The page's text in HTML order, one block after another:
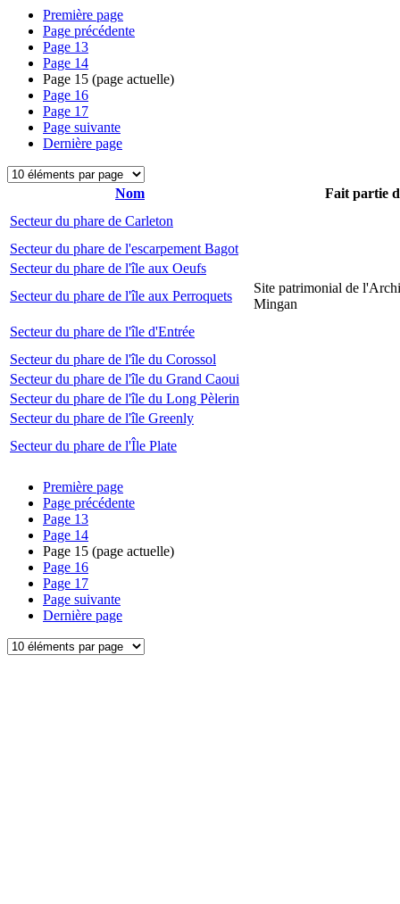
Première page
Page précédente
Page 13
Page 14
Page 15 (page actuelle)
Page 16
Page 17
Page suivante
Dernière page
Nom
Fait partie
Secteur du phare de Carleton
Secteur du phare de l'escarpement Bagot
Secteur du phare de l'île aux Oeufs
Secteur du phare de l'île aux Perroquets
Site patrimonial de
Mingan
Secteur du phare de l'île d'Entrée
Secteur du phare de l'île du Corossol
Secteur du phare de l'île du Grand Caoui
Secteur du phare de l'île du Long Pèlerin
Secteur du phare de l'île Greenly
Secteur du phare de l'Île Plate
Première page
Page précédente
Page 13
Page 14
Page 15 (page actuelle)
Page 16
Page 17
Page suivante
Dernière page